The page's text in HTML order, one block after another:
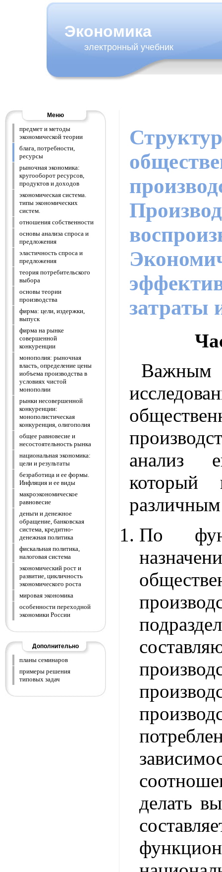
Экономика
электронный учебник
Меню
предмет и методы
экономической теории
блага, потребности,
ресурсы
рыночная экономика:
кругооборот ресурсов,
продуктов и доходов
экономическая система.
типы экономических
систем.
отношения собственности
основы анализа спроса и
предложения
эластичность спроса и
предложения
теория потребительского
выбора
основы теории
производства
фирма: цели, издержки,
выпуск
фирма на рынке
совершенной
конкуренции
монополия: рыночная
власть, определение цены
иобъема производства в
условиях чистой
монополии
рынки несовершенной
конкуренции:
монополистическая
конкуренция, олигополия
общее равновесие и
несостоятельность рынка
национальная экономика:
цели и результаты
безработица и ее формы.
Инфляция и ее виды
макроэкономическое
равновесие
деньги и денежное
обращение, банковская
система, кредитно-
денежная политика
фискальная политика,
налоговая система
экономический рост и
развитие, цикличность
экономического роста
мировая экономика
особенности переходной
экономики России
Дополнительно
планы семинаров
примеры решения
типовых задач
затраты
Важным
анализ
который
По
делать